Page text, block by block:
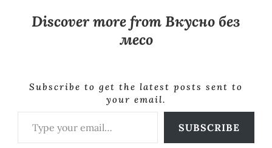
Discover more from Вкусно без
месо
Subscribe to get the latest posts sent to
your email.
Type your email…
SUBSCRIBE